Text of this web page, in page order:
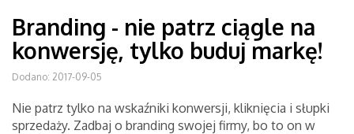
Branding - nie patrz ciągle na
konwersję, tylko buduj markę!
Dodano: 2017-09-05
Nie patrz tylko na wskaźniki konwersji, kliknięcia i słupki
sprzedaży. Zadbaj o branding swojej firmy, bo to on w